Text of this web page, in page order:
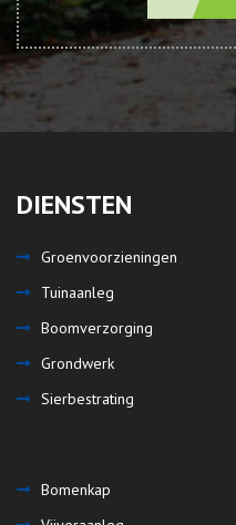
DIENSTEN
Groenvoorzieningen
Tuinaanleg
Boomverzorging
Grondwerk
Sierbestrating
Bomenkap